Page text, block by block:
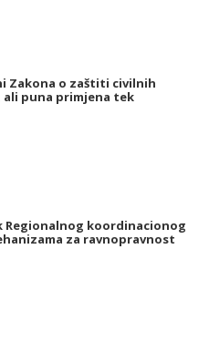
Zakona o zaštiti civilnih
ali puna primjena tek
Regionalnog koordinacionog
za ravnopravnost